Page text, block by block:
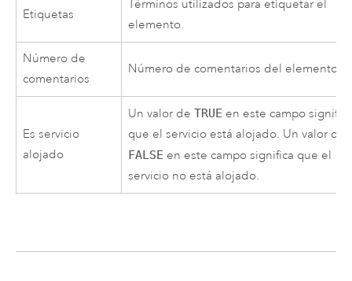
Etiquetas
Términos utilizados para etiquetar el
elemento.
Número de
comentarios
Número de comentarios del elemento.
Es servicio
alojado
Un valor deTRUE en este campo
que el servicio está alojado. Un valor de
FALSE en este campo significa que el
servicio no está alojado.